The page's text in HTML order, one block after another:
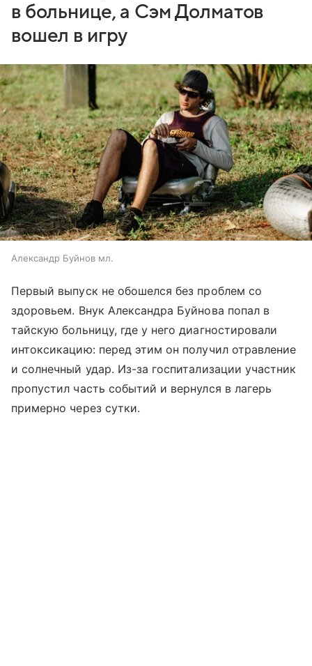
в больнице, а Сэм Долматов
вошел в игру
Александр Буйнов мл.
Первый выпуск не обошелся без проблем со
здоровьем. Внук Александра Буйнова попал в
тайскую больницу, где у него диагностировали
интоксикацию: перед этим он получил отравление
и солнечный удар. Из-за госпитализации участник
пропустил часть событий и вернулся в лагерь
примерно через сутки.